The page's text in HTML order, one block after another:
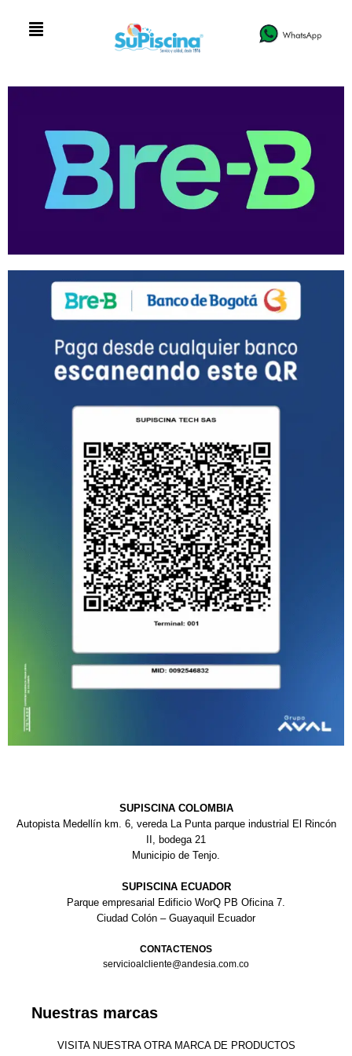
SUPISCINA COLOMBIA
Autopista Medellín km. 6, vereda La Punta parque industrial El Rincón
II, bodega 21
Municipio de Tenjo.
SUPISCINA ECUADOR
Parque empresarial Edificio WorQ PB Oficina 7.
Ciudad Colón – Guayaquil Ecuador
CONTACTENOS
servicioalcliente@andesia.com.co
Nuestras marcas
VISITA NUESTRA OTRA MARCA DE PRODUCTOS